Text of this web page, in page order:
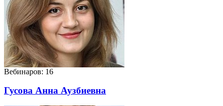
Вебинаров: 16
Гусова Анна Аузбиевна